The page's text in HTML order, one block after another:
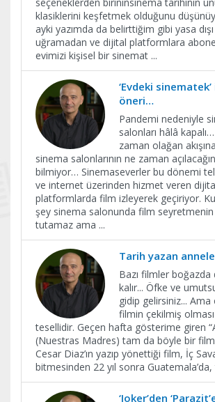
klasiklerini keşfetmek olduğunu
ayki yazımda da belirttiğim gibi yasa
uğramadan ve dijital platformlara
evimizi kişisel bir sinemat ...
‘Evdeki
öneri…
Pandemi nedeniyle
salonları hâlâ
zaman olağan
sinema salonlarının ne zaman
bilmiyor… Sinemaseverler bu dönemi
ve internet üzerinden hizmet veren
platformlarda film izleyerek geçiriyor.
şey sinema salonunda film
tutamaz ama ...
Tarih yazan
Bazı filmler boğazda
kalır... Öfke ve
gidip gelirsiniz...
filmin çekilmiş
tesellidir. Geçen hafta gösterime giren
(Nuestras Madres) tam da böyle bir
Cesar Diaz’ın yazıp yönettiği film, İç
bitmesinden 22 yıl sonra
‘Joker’den